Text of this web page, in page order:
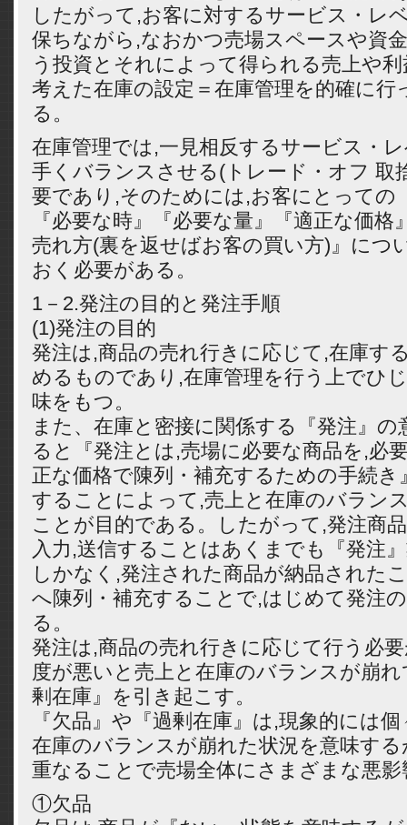
したがって,お客に対するサービス・レ
保ちながら,なおかつ売場スペースや資
う投資とそれによって得られる売上や
考えた在庫の設定＝在庫管理を的確に行
る。
在庫管理では,一見相反するサービス・
手くバランスさせる(トレード・オフ 取
要であり,そのためには,お客にとっての
『必要な時』『必要な量』『適正な価
売れ方(裏を返せばお客の買い方)』につ
おく必要がある。
1－2.発注の目的と発注手順
(1)発注の目的
発注は,商品の売れ行きに応じて,在庫す
めるものであり,在庫管理を行う上でひ
味をもつ。
また、在庫と密接に関係する『発注』の
ると『発注とは,売場に必要な商品を,必
正な価格で陳列・補充するための手続き
することによって,売上と在庫のバラン
ことが目的である。したがって,発注商
入力,送信することはあくまでも『発注
しかなく,発注された商品が納品された
へ陳列・補充することで,はじめて発注
る。
発注は,商品の売れ行きに応じて行う必
度が悪いと売上と在庫のバランスが崩
剰在庫』を引き起こす。
『欠品』や『過剰在庫』は,現象的には
在庫のバランスが崩れた状況を意味す
重なることで売場全体にさまざまな悪
①欠品